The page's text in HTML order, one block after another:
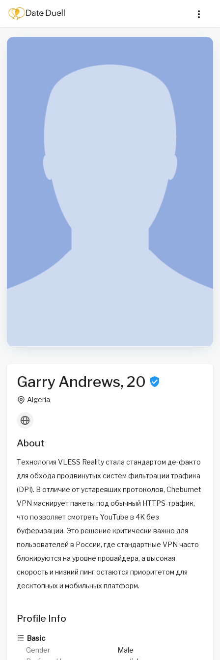
Garry Andrews, 20
Algeria
About
Технология VLESS Reality стала стандартом де-факто
для обхода продвинутых систем фильтрации трафика
(DPI). В отличие от устаревших протоколов, Cheburnet
VPN маскирует пакеты под обычный HTTPS-трафик,
что позволяет смотреть YouTube в 4K без
буферизации. Это решение критически важно для
пользователей в России, где стандартные VPN часто
блокируются на уровне провайдера, а высокая
скорость и низкий пинг остаются приоритетом для
десктопных и мобильных платформ.
Profile Info
Basic
Gender
Male